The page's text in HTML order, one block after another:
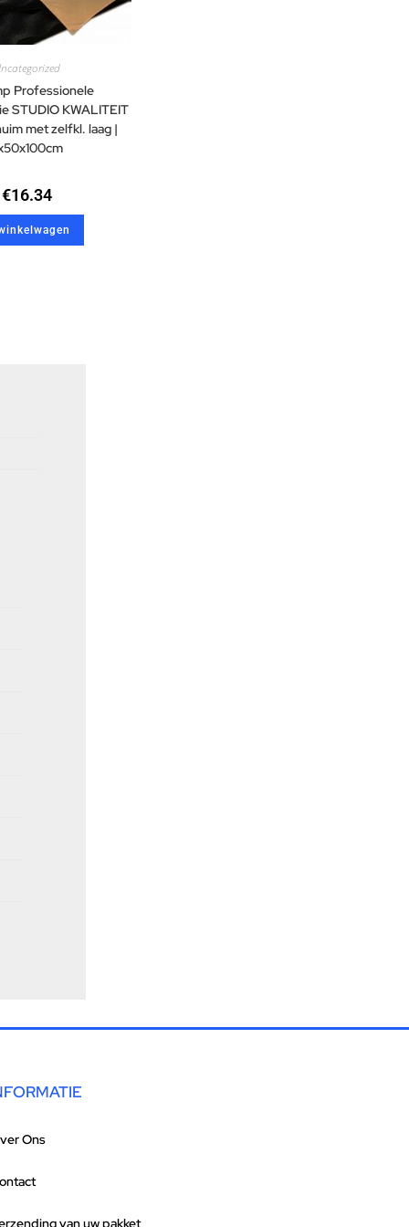
Professionele
STUDIO KWALITEIT
met zelfkl. laag |
€16.34
Ons
van uw pakket